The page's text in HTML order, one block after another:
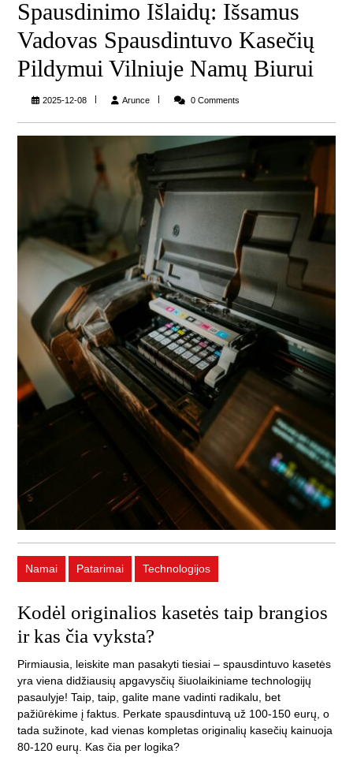
Spausdinimo Išlaidų: Išsamus
Vadovas Spausdintuvo Kasečių
Pildymui Vilniuje Namų Biurui
2025-12-08 ArunceArunce 0 Comments
Namai Patarimai Technologijos
Kodėl originalios kasetės taip brangios
ir kas čia vyksta?
Pirmiausia, leiskite man pasakyti tiesiai – spausdintuvo kasetės
yra viena didžiausių apgavysčių šiuolaikiniame technologijų
pasaulyje! Taip, taip, galite mane vadinti radikalu, bet
pažiūrėkime į faktus. Perkate spausdintuvą už 100-150 eurų, o
tada sužinote, kad vienas kompletas originalių kasečių kainuoja
80-120 eurų. Kas čia per logika?